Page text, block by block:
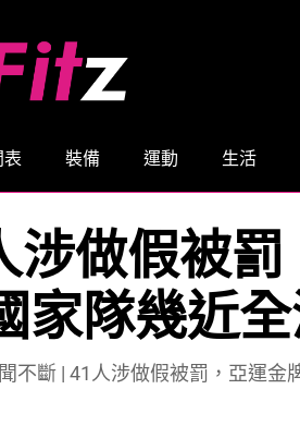
表 裝備 運動 生活
涉做假被
家隊幾近
不斷 | 41人涉做假被罰，亞運金